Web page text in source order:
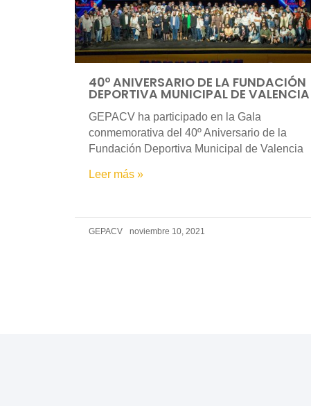
40º ANIVERSARIO DE LA FUNDACIÓN
DEPORTIVA MUNICIPAL DE VALENCIA
GEPACV ha participado en la Gala
conmemorativa del 40º Aniversario de la
Fundación Deportiva Municipal de Valencia
Leer más »
GEPACV noviembre 10, 2021